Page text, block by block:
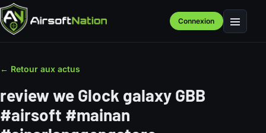
Connexion Menu
← Retour aux actus
review we Glock galaxy GBB
#airsoft #mainan